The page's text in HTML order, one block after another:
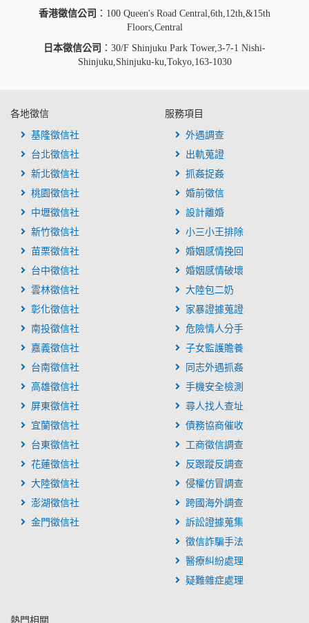
香港徵信公司 ：100 Queen's Road Central,6th,12th,&15th
Floors,Central
日本徵信公司 ：30/F Shinjuku Park Tower,3-7-1 Nishi-
Shinjuku,Shinjuku-ku,Tokyo,163-1030
各地徵信
基隆徵信社
台北徵信社
新北徵信社
桃園徵信社
中壢徵信社
新竹徵信社
苗栗徵信社
台中徵信社
雲林徵信社
彰化徵信社
南投徵信社
嘉義徵信社
台南徵信社
高雄徵信社
屏東徵信社
宜蘭徵信社
台東徵信社
花蓮徵信社
大陸徵信社
澎湖徵信社
金門徵信社
服務項目
外遇調查
出軌蒐證
抓姦捉姦
婚前徵信
設計離婚
小三小王排除
婚姻感情挽回
婚姻感情破壞
大陸包二奶
家暴證據蒐證
危險情人分手
子女監護贍養
同志外遇抓姦
手機安全檢測
尋人找人查址
債務協商催收
工商徵信調查
反跟蹤反調查
侵權仿冒調查
跨國海外調查
訴訟證據蒐集
徵信詐騙手法
醫療糾紛處理
疑難雜症處理
熱門相關